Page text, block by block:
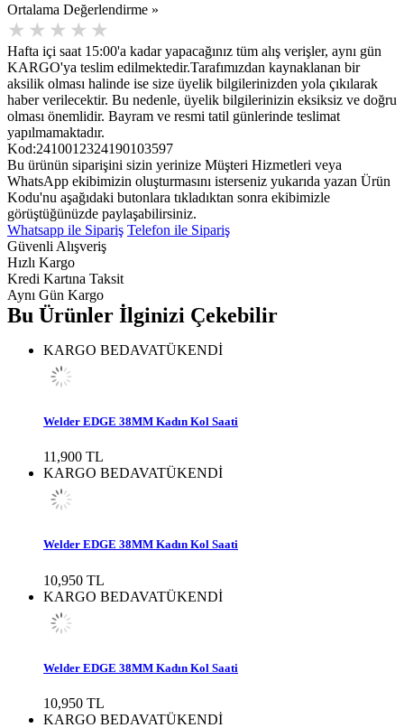
Ortalama Değerlendirme »
Hafta içi saat 15:00'a kadar yapacağınız tüm alış verişler, aynı gün
KARGO'ya teslim edilmektedir.Tarafımızdan kaynaklanan bir
aksilik olması halinde ise size üyelik bilgilerinizden yola çıkılarak
haber verilecektir. Bu nedenle, üyelik bilgilerinizin eksiksiz ve doğru
olması önemlidir. Bayram ve resmi tatil günlerinde teslimat
yapılmamaktadır.
Kod:2410012324190103597
Bu ürünün siparişini sizin yerinize Müşteri Hizmetleri veya
WhatsApp ekibimizin oluşturmasını isterseniz yukarıda yazan Ürün
Kodu'nu aşağıdaki butonlara tıkladıktan sonra ekibimizle
görüştüğünüzde paylaşabilirsiniz.
Whatsapp ile Sipariş Telefon ile Sipariş
Güvenli Alışveriş
Hızlı Kargo
Kredi Kartına Taksit
Aynı Gün Kargo
Bu Ürünler İlginizi Çekebilir
KARGO BEDAVATÜKENDİ
Welder EDGE 38MM Kadın Kol Saati
11,900 TL
KARGO BEDAVATÜKENDİ
Welder EDGE 38MM Kadın Kol Saati
10,950 TL
KARGO BEDAVATÜKENDİ
Welder EDGE 38MM Kadın Kol Saati
10,950 TL
KARGO BEDAVATÜKENDİ